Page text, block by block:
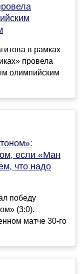
в рамках
провела
олимпийским
если «Ман
что надо
победу
(3:0).
матче 30-го